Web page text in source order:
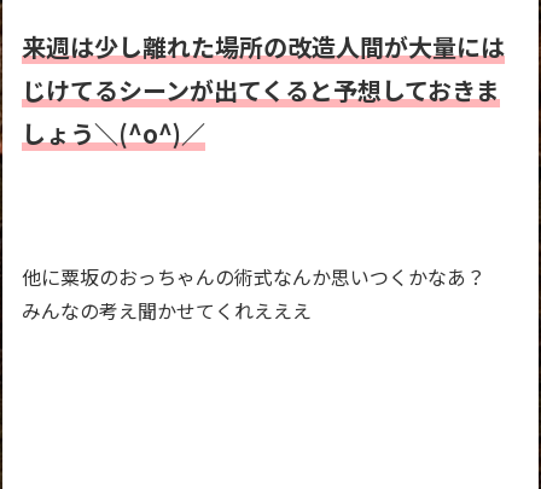
来週は少し離れた場所の改造人間が大量には
じけてるシーンが出てくると予想しておきま
しょう＼(^o^)／
他に粟坂のおっちゃんの術式なんか思いつくかなあ？
みんなの考え聞かせてくれえええ